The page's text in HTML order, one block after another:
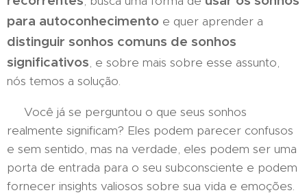
para autoconhecimento e quer aprender a
distinguir sonhos comuns de sonhos
significativos, e sobre mais sobre esse assunto,
nós temos a solução.
Você já se perguntou o que seus sonhos
realmente significam? Eles podem parecer confusos
e sem sentido, mas na verdade, eles podem ser uma
porta de entrada para o seu subconsciente e podem
fornecer insights valiosos sobre sua vida e emoções.